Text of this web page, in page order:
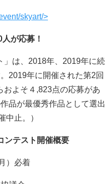
skyart/>
が応募！
」は、2018年、2019年に続
2019年に開催された第2回
およそ４,823点の応募があ
品が最優秀作品として選出
中止。）
ンテスト開催概要
）必着